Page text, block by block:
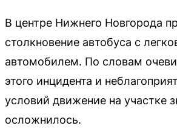
В центре Нижнего Новгорода
столкновение автобуса с
автомобилем. По словам
этого инцидента и
условий движение на участке
осложнилось.